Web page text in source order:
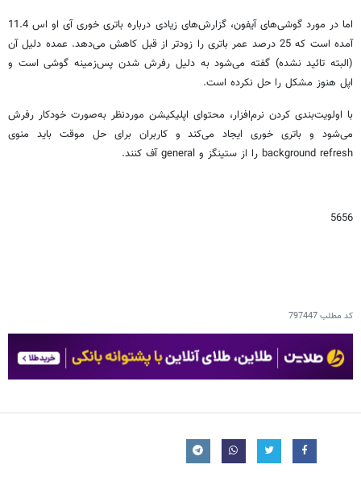
اما در مورد گوشی‌های آیفون، گزارش‌های زیادی درباره باتری خوری آی او اس 11.4
آمده است که 25 درصد عمر باتری را زودتر از قبل کاهش می‌دهد. عمده دلیل آن
(البته تائید نشده) گفته می‌شود به دلیل رفرش شدن پس‌زمینه گوشی است و
اپل هنوز مشکل را حل نکرده است.
با اولویت‌بندی کردن نرم‌افزار، محتوای اپلیکیشن موردنظر به‌صورت خودکار رفرش
می‌شود و باتری خوری ایجاد می‌کند و کاربران برای حل موقت باید منوی
background refresh را از ستینگز و general آف کنند.
5656
کد مطلب797447